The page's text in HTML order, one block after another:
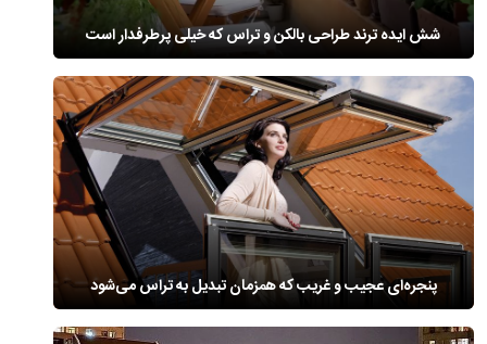
شش ایده ترند طراحی بالکن و تراس که خیلی پرطرفدار است
پنجره‌ای عجیب و غریب که همزمان تبدیل به تراس می‌شود